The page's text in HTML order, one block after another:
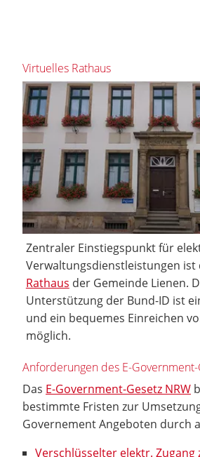
Virtuelles Rathaus
Zentraler Einstiegspunkt für
Verwaltungsdienstleistungen ist
Rathaus der Gemeinde Lienen.
Unterstützung der Bund-ID ist
und ein bequemes Einreichen
möglich.
Anforderungen des E-
Das E-Government-Gesetz NRW
bestimmte Fristen zur
Governement Angeboten durch
Verschlüsselter elektr. Zugang